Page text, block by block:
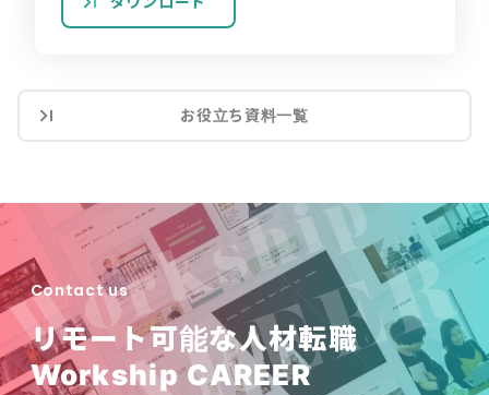
お役立ち資料一覧
Contact us
リモート可能な人材転職
Workship CAREER